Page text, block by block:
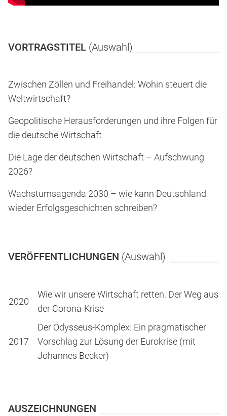
VORTRAGSTITEL (Auswahl)
Zwischen Zöllen und Freihandel: Wohin steuert die
Weltwirtschaft?
Geopolitische Herausforderungen und ihre Folgen für
die deutsche Wirtschaft
Die Lage der deutschen Wirtschaft – Aufschwung
2026?
Wachstumsagenda 2030 – wie kann Deutschland
wieder Erfolgsgeschichten schreiben?
VERÖFFENTLICHUNGEN (Auswahl)
2020
Wie wir unsere Wirtschaft retten. Der Weg aus
der Corona-Krise
2017
Der Odysseus-Komplex: Ein pragmatischer
Vorschlag zur Lösung der Eurokrise (mit
Johannes Becker)
AUSZEICHNUNGEN